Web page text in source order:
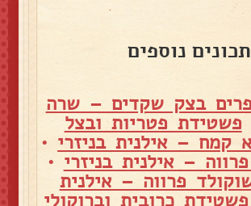
נוספים
בצק שקדים – שרה
פשטידת פטריות ובצל
קמח – אילנית בניזרי •
– אילנית בניזרי •
פרווה – אילנית
פשטידת כרובית וברוקולי